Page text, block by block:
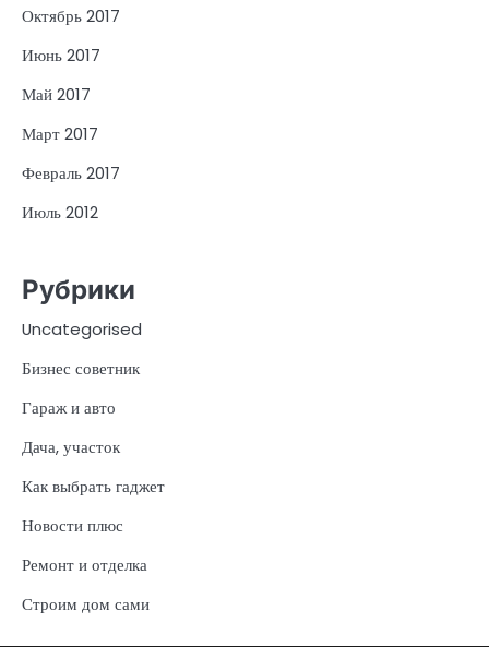
Октябрь 2017
Июнь 2017
Май 2017
Март 2017
Февраль 2017
Июль 2012
Рубрики
Uncategorised
Бизнес советник
Гараж и авто
Дача, участок
Как выбрать гаджет
Новости плюс
Ремонт и отделка
Строим дом сами